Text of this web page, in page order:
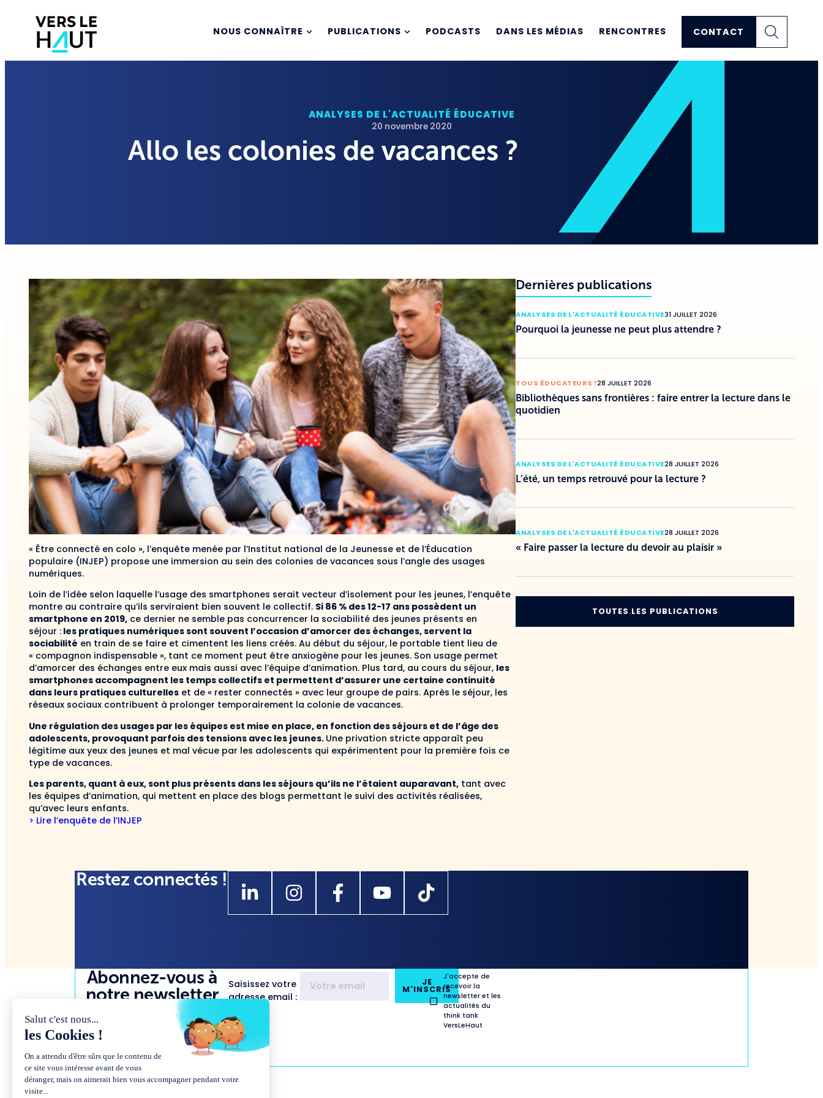
NOUS CONNAÎTRE PUBLICATIONS PODCASTS DANS LES MÉDIAS RENCONTRES CONTACT
ANALYSES DE L'ACTUALITÉ ÉDUCATIVE
20 novembre 2020
Allo les colonies de vacances ?
« Être connecté en colo », l’enquête menée par l’Institut national de la Jeunesse et de l’Éducation
populaire (INJEP) propose une immersion au sein des colonies de vacances sous l’angle des usages
numériques.
Loin de l’idée selon laquelle l’usage des smartphones serait vecteur d’isolement pour les jeunes, l’enquête
montre au contraire qu’ils serviraient bien souvent le collectif. Si 86 % des 12-17 ans possèdent un
smartphone en 2019, ce dernier ne semble pas concurrencer la sociabilité des jeunes présents en
séjour : les pratiques numériques sont souvent l’occasion d’amorcer des échanges, servent la
sociabilité en train de se faire et cimentent les liens créés. Au début du séjour, le portable tient lieu de
« compagnon indispensable », tant ce moment peut être anxiogène pour les jeunes. Son usage permet
d’amorcer des échanges entre eux mais aussi avec l’équipe d’animation. Plus tard, au cours du séjour, les
smartphones accompagnent les temps collectifs et permettent d’assurer une certaine continuité
dans leurs pratiques culturelles et de « rester connectés » avec leur groupe de pairs. Après le séjour, les
réseaux sociaux contribuent à prolonger temporairement la colonie de vacances.
Une régulation des usages par les équipes est mise en place, en fonction des séjours et de l’âge des
adolescents, provoquant parfois des tensions avec les jeunes. Une privation stricte apparaît peu
légitime aux yeux des jeunes et mal vécue par les adolescents qui expérimentent pour la première fois ce
type de vacances.
Les parents, quant à eux, sont plus présents dans les séjours qu’ils ne l’étaient auparavant, tant avec
les équipes d’animation, qui mettent en place des blogs permettant le suivi des activités réalisées,
qu’avec leurs enfants.
> Lire l’enquête de l’INJEP
Dernières publications
ANALYSES DE L'ACTUALITÉ ÉDUCATIVE31 JUILLET 2026
Pourquoi la jeunesse ne peut plus attendre ?
TOUS ÉDUCATEURS !28 JUILLET 2026
Bibliothèques sans frontières : faire entrer la lecture dans le
quotidien
ANALYSES DE L'ACTUALITÉ ÉDUCATIVE28 JUILLET 2026
L’été, un temps retrouvé pour la lecture ?
ANALYSES DE L'ACTUALITÉ ÉDUCATIVE28 JUILLET 2026
« Faire passer la lecture du devoir au plaisir »
TOUTES LES PUBLICATIONS
Restez connectés !
Abonnez-vous à
notre newsletter
Saisissez votre
adresse email :
JE
M'INSCRIS
J'accepte de
recevoir la
newsletter et les
actualités du
think tank
VersLeHaut